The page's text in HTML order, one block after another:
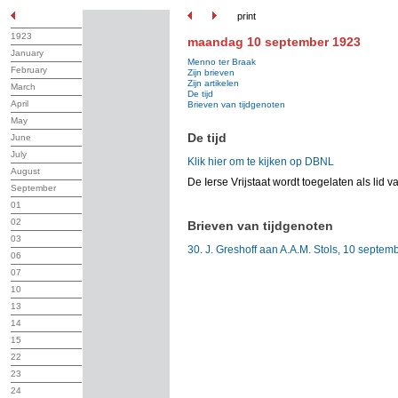
print
1923
January
February
March
April
May
June
July
August
September
01
02
03
06
07
10
13
14
15
22
23
24
maandag 10 september 1923
Menno ter Braak
Zijn brieven
Zijn artikelen
De tijd
Brieven van tijdgenoten
De tijd
Klik hier om te kijken op DBNL
De Ierse Vrijstaat wordt toegelaten als lid
Brieven van tijdgenoten
30. J. Greshoff aan A.A.M. Stols, 10